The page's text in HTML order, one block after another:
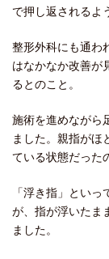
で押し返されるよ
整形外科にも通わ
はなかなか改善が
るとのこと。
施術を進めながら
ました。親指がほ
ている状態だった
「浮き指」とい
が、指が浮いたま
ました。